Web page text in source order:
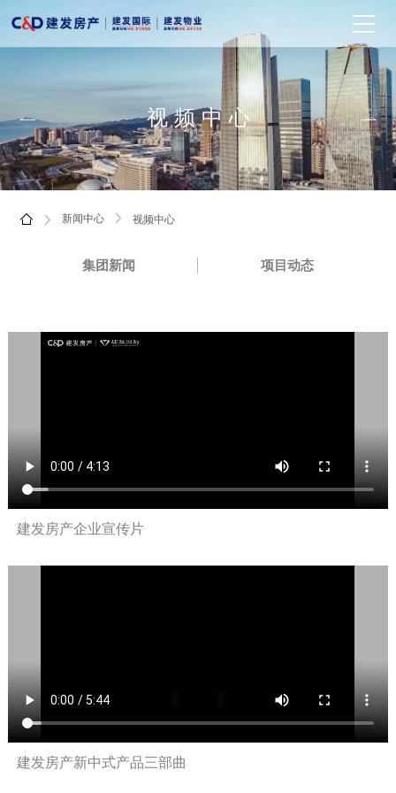
视频中心
 
  新闻中心  视频中心
集团新闻 项目动态
建发房产企业宣传片
建发房产新中式产品三部曲
建发集团
建发股份